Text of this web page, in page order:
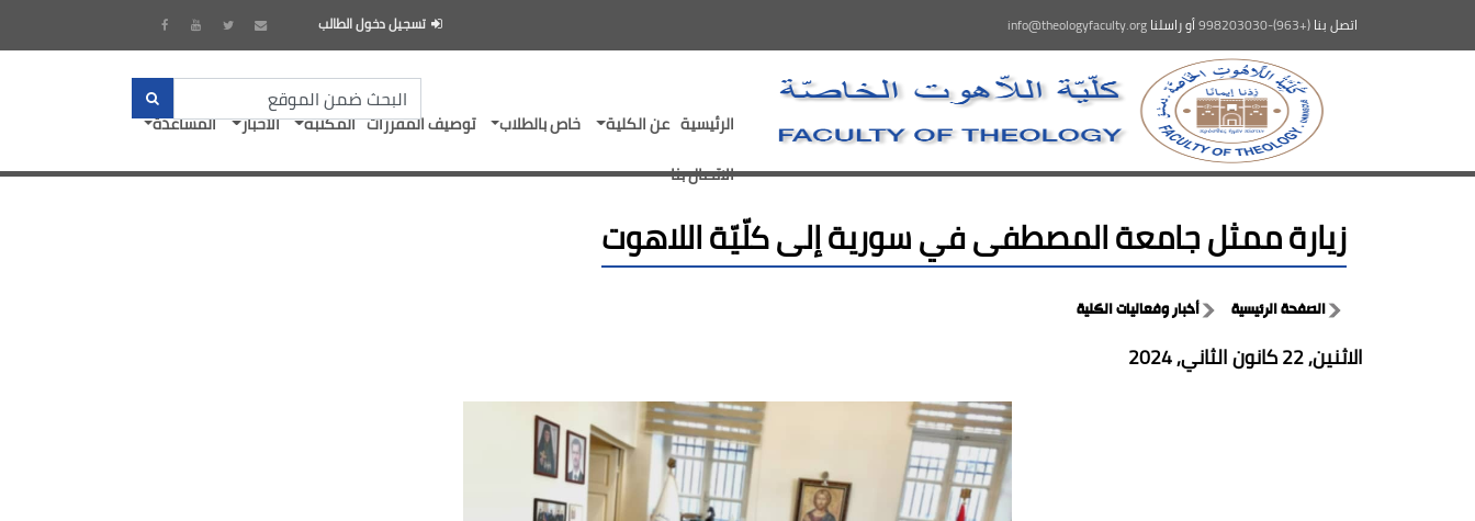
تسجيل دخول الطالب اتصل بنا(+963)-998203030 أو راسلناinfo@theologyfaculty.org
الرئيسية عن الكلية خاص بالطلاب توصيف المقررات المكتبة الأخبار
المساعدة
الاتصال بنا
- go to homepage
زيارة ممثل جامعة المصطفى في سورية إلى كلّيّة اللاهوت
الصفحة الرئيسية أخبار وفعاليات الكلية
الاثنين, 22 كانون الثاني, 2024